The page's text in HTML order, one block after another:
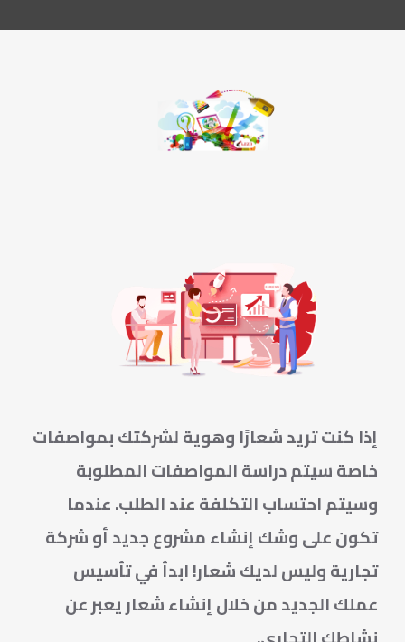
إذا كنت تريد شعارًا وهوية لشركتك بمواصفات
خاصة سيتم دراسة المواصفات المطلوبة
وسيتم احتساب التكلفة عند الطلب. عندما
تكون على وشك إنشاء مشروع جديد أو شركة
تجارية وليس لديك شعار! ابدأ في تأسيس
عملك الجديد من خلال إنشاء شعار يعبر عن